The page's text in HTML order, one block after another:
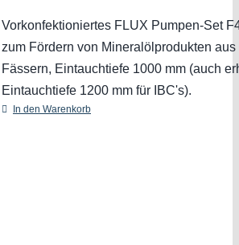
Vorkonfektioniertes FLUX Pumpen-Set
zum Fördern von Mineralölprodukten aus
Fässern, Eintauchtiefe 1000 mm (auch
Eintauchtiefe 1200 mm für IBC's).
In den Warenkorb